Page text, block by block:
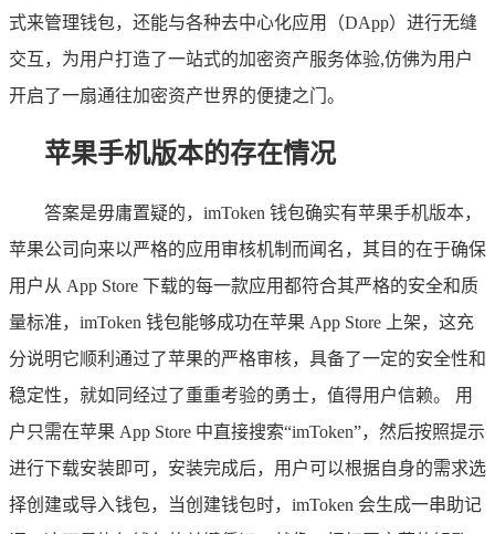
式来管理钱包，还能与各种去中心化应用（DApp）进行无缝
交互，为用户打造了一站式的加密资产服务体验,仿佛为用户
开启了一扇通往加密资产世界的便捷之门。
苹果手机版本的存在情况
答案是毋庸置疑的，imToken 钱包确实有苹果手机版本，
苹果公司向来以严格的应用审核机制而闻名，其目的在于确保
用户从 App Store 下载的每一款应用都符合其严格的安全和质
量标准，imToken 钱包能够成功在苹果 App Store 上架，这充
分说明它顺利通过了苹果的严格审核，具备了一定的安全性和
稳定性，就如同经过了重重考验的勇士，值得用户信赖。 用
户只需在苹果 App Store 中直接搜索“imToken”，然后按照提示
进行下载安装即可，安装完成后，用户可以根据自身的需求选
择创建或导入钱包，当创建钱包时，imToken 会生成一串助记